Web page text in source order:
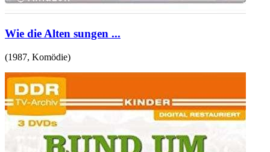
Wie die Alten sungen ...
(1987, Komödie)